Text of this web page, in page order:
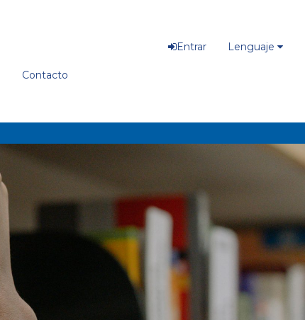
Contacto
Entrar Lenguaje